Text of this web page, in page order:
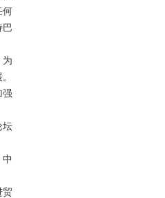
何
巴
为
强
坛
贸